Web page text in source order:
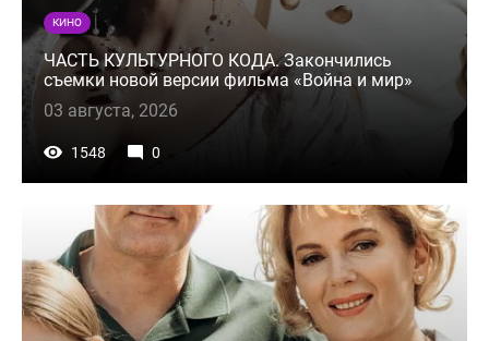
КИНО
ЧАСТЬ КУЛЬТУРНОГО КОДА. Закончились
съемки новой версии фильма «Война и мир»
03 августа, 2026
1548 0